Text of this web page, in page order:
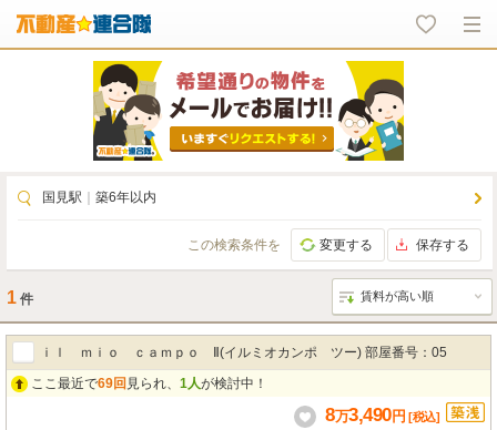
国見駅 築6年以内
この検索条件を 変更する 保存する
1 件
ｉｌ ｍｉｏ ｃａｍｐｏ Ⅱ(イルミオカンポ ツー) 部屋番号：05
ここ最近で69回 見られ、 1人が検討中！
8万3,490円 [税込]